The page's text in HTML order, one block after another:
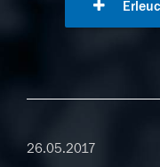
26.05.2017